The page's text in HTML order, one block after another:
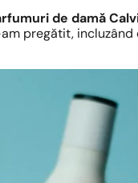
de damă
pregătit,